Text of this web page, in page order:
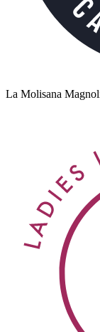
La Molisana